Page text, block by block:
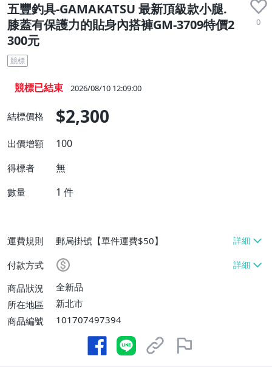
五豐釣具-GAMAKATSU 最新頂級款小腿.
膝蓋有保護力的貼身內搭褲GM-3709特價2
300元
0
競標
競標已結束 2026/08/10 12:09:00
結標價格 $2,300
出價增額 100
得標者 無
數量 1 件
運費規則
郵局掛號【單件運費$50】
付款方式
商品狀況
全新品
所在地區
新北市
商品編號
101707497394